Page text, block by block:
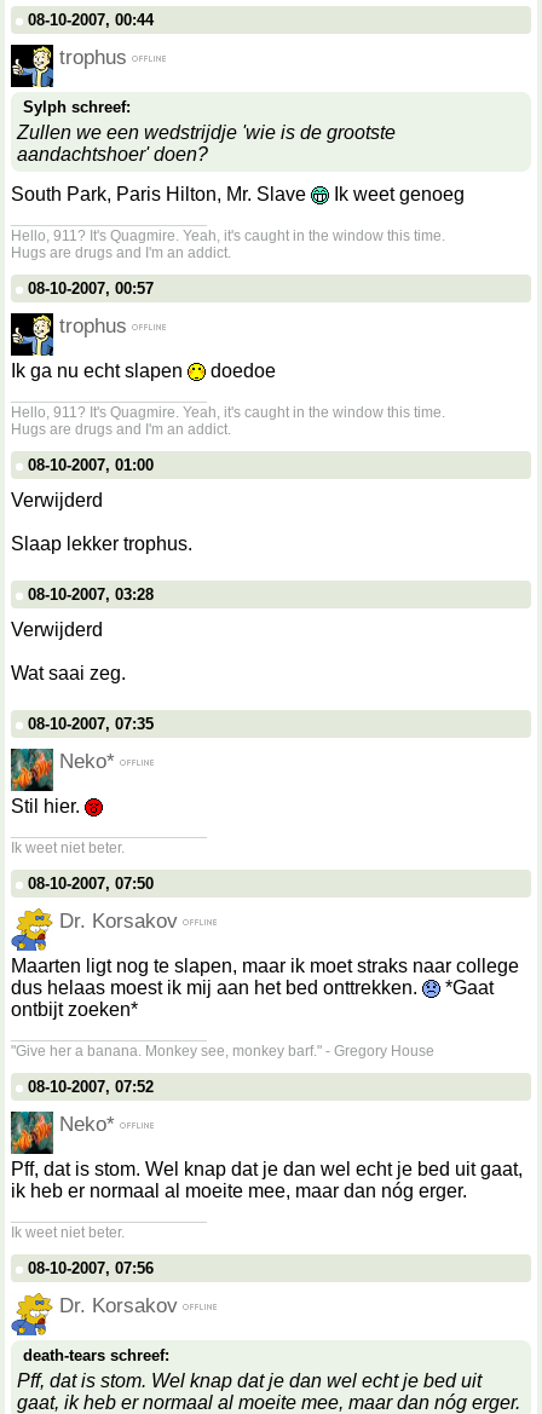
08-10-2007, 00:44
trophus
Sylph schreef:
Zullen we een wedstrijdje 'wie is de grootste
aandachtshoer' doen?
South Park, Paris Hilton, Mr. Slave
Ik weet genoeg
Hello, 911? It's Quagmire. Yeah, it's caught in the window this time.
Hugs are drugs and I'm an addict.
08-10-2007, 00:57
trophus
Ik ga nu echt slapen
doedoe
Hello, 911? It's Quagmire. Yeah, it's caught in the window this time.
Hugs are drugs and I'm an addict.
08-10-2007, 01:00
Verwijderd
Slaap lekker trophus.
08-10-2007, 03:28
Verwijderd
Wat saai zeg.
08-10-2007, 07:35
Neko*
Stil hier.
Ik weet niet beter.
08-10-2007, 07:50
Dr. Korsakov
Maarten ligt nog te slapen, maar ik moet straks naar college
dus helaas moest ik mij aan het bed onttrekken.
*Gaat
ontbijt zoeken*
"Give her a banana. Monkey see, monkey barf." - Gregory House
08-10-2007, 07:52
Neko*
Pff, dat is stom. Wel knap dat je dan wel echt je bed uit gaat,
ik heb er normaal al moeite mee, maar dan nóg erger.
Ik weet niet beter.
08-10-2007, 07:56
Dr. Korsakov
death-tears schreef:
Pff, dat is stom. Wel knap dat je dan wel echt je bed uit
gaat, ik heb er normaal al moeite mee, maar dan nóg erger.